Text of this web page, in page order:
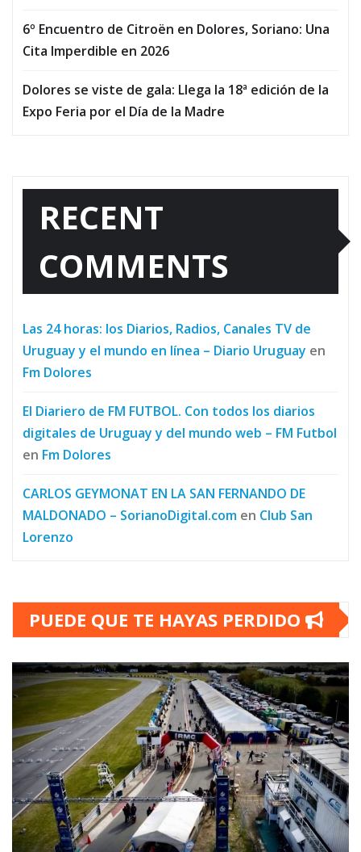
6º Encuentro de Citroën en Dolores, Soriano: Una
Cita Imperdible en 2026
Dolores se viste de gala: Llega la 18ª edición de la
Expo Feria por el Día de la Madre
RECENT
COMMENTS
Las 24 horas: los Diarios, Radios, Canales TV de
Uruguay y el mundo en línea – Diario Uruguay en
Fm Dolores
El Diariero de FM FUTBOL. Con todos los diarios
digitales de Uruguay y del mundo web – FM Futbol
en Fm Dolores
CARLOS GEYMONAT EN LA SAN FERNANDO DE
MALDONADO – SorianoDigital.com en Club San
Lorenzo
PUEDE QUE TE HAYAS PERDIDO